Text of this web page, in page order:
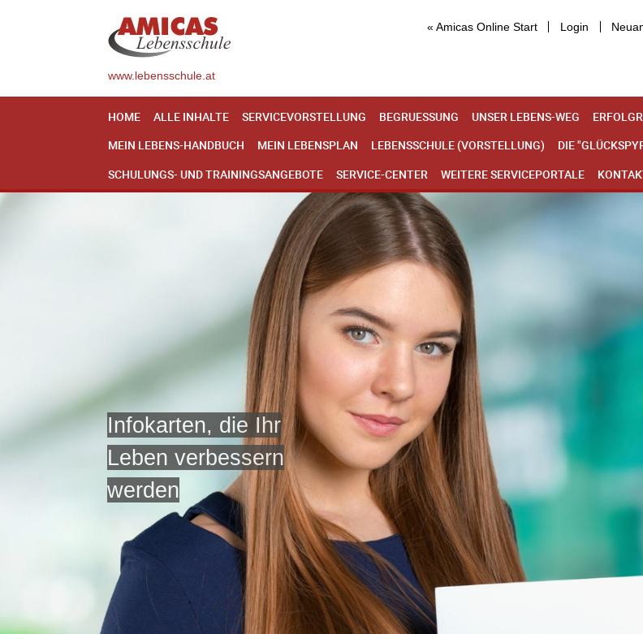
« Amicas Online Start Login
www.lebensschule.at
HOME ALLE INHALTE SERVICEVORSTELLUNG BEGRUESSUNG UNSER LEBENS-WEG
MEIN LEBENS-HANDBUCH
MEIN LEBENSPLAN LEBENSSCHULE (VORSTELLUNG) DIE
SCHULUNGS- UND TRAININGSANGEBOTE
SERVICE-CENTER WEITERE SERVICEPORTALE
Infokarten, die Ihr
Leben verbessern
werden